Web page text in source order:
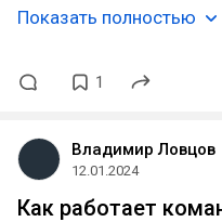
Показать полностью
1
Владимир Ловцов
12.01.2024
Как работает